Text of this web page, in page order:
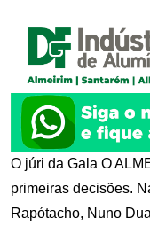
O júri da Gala O
primeiras decisões.
Rapótacho, Nuno